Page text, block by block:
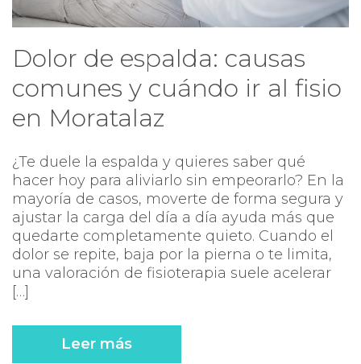
Dolor de espalda: causas
comunes y cuándo ir al fisio
en Moratalaz
¿Te duele la espalda y quieres saber qué
hacer hoy para aliviarlo sin empeorarlo? En la
mayoría de casos, moverte de forma segura y
ajustar la carga del día a día ayuda más que
quedarte completamente quieto. Cuando el
dolor se repite, baja por la pierna o te limita,
una valoración de fisioterapia suele acelerar
[…]
Leer más